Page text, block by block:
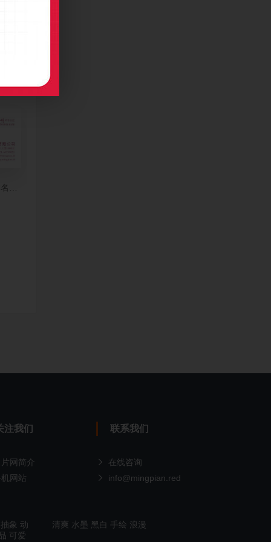
片设计
注我们
网简介
网站
联系我们
在线咨询
info@mingpian.red
抽象 动
可爱
清爽 水墨 黑白 手绘 浪漫